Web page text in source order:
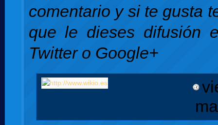
comentario y si te gusta
que le dieses difusión
Twitter o Google+